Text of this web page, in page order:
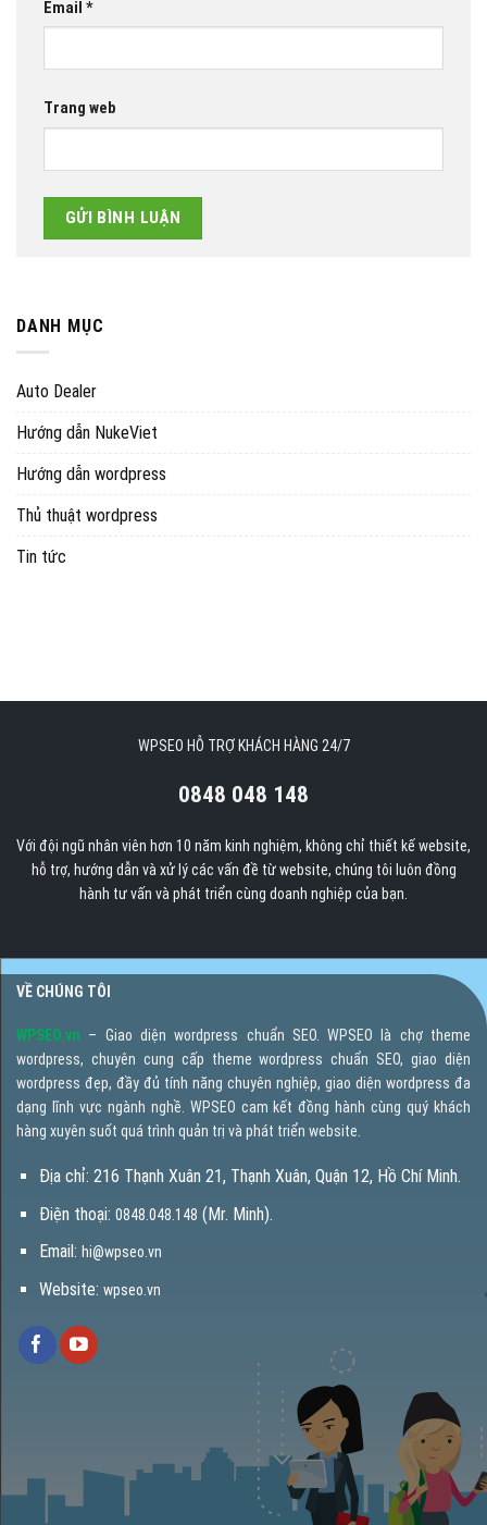
Email *
Trang web
DANH MỤC
Auto Dealer
Hướng dẫn NukeViet
Hướng dẫn wordpress
Thủ thuật wordpress
Tin tức
WPSEO HỖ TRỢ KHÁCH HÀNG 24/7
0848 048 148
Với đội ngũ nhân viên hơn 10 năm kinh nghiệm, không chỉ thiết kế website,
hỗ trợ, hướng dẫn và xử lý các vấn đề từ website, chúng tôi luôn đồng
hành tư vấn và phát triển cùng doanh nghiệp của bạn.
VỀ CHÚNG TÔI
WPSEO.vn – Giao diện wordpress chuẩn SEO. WPSEO là chợ theme
wordpress, chuyên cung cấp theme wordpress chuẩn SEO, giao diện
wordpress đẹp, đầy đủ tính năng chuyên nghiệp, giao diện wordpress đa
dạng lĩnh vực ngành nghề. WPSEO cam kết đồng hành cùng quý khách
hàng xuyên suốt quá trình quản trị và phát triển website.
Địa chỉ: 216 Thạnh Xuân 21, Thạnh Xuân, Quận 12, Hồ Chí Minh.
Điện thoại: 0848.048.148 (Mr. Minh).
Email: hi@wpseo.vn
Website: wpseo.vn